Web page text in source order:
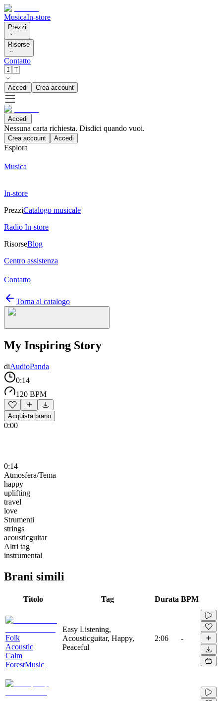
MusicaIn-store
Prezzi
Risorse
Contatto
🇮🇹
Accedi Crea account
Accedi
Nessuna carta richiesta. Disdici quando vuoi.
Crea account Accedi
Esplora
Musica
In-store
PrezziCatalogo musicale
Radio In-store
RisorseBlog
Centro assistenza
Contatto
Torna al catalogo
My Inspiring Story
diAudioPanda
0:14
120 BPM
Acquista brano
0:00
0:14
Atmosfera/Tema
happy
uplifting
travel
love
Strumenti
strings
acousticguitar
Altri tag
instrumental
Brani simili
Titolo Tag Durata BPM
Folk
Acoustic
Calm
ForestMusic
Easy Listening,
Acousticguitar, Happy,
Peaceful
2:06 -